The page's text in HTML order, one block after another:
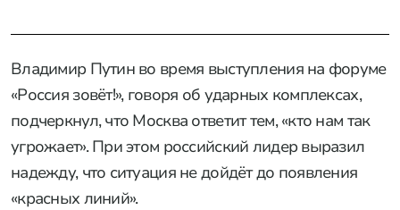
Владимир Путин во время выступления на форуме
«Россия зовёт!», говоря об ударных комплексах,
подчеркнул, что Москва ответит тем, «кто нам так
угрожает». При этом российский лидер выразил
надежду, что ситуация не дойдёт до появления
«красных линий».